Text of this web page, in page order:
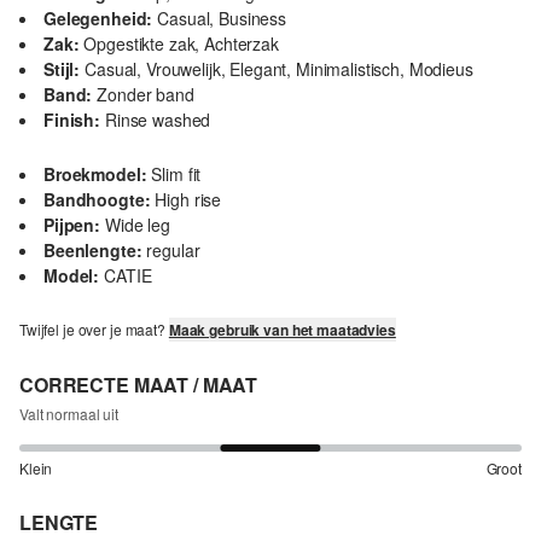
Gelegenheid: Casual, Business
Zak: Opgestikte zak, Achterzak
Stijl: Casual, Vrouwelijk, Elegant, Minimalistisch, Modieus
Band: Zonder band
Finish: Rinse washed
Broekmodel: Slim fit
Bandhoogte: High rise
Pijpen: Wide leg
Beenlengte: regular
Model: CATIE
Twijfel je over je maat? Maak gebruik van het maatadvies
CORRECTE MAAT / MAAT
Valt normaal uit
Klein Groot
LENGTE